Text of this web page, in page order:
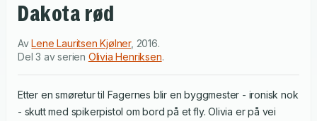
Dakota rød
AvLene Lauritsen Kjølner, 2016.
Del 3 av serien Olivia Henriksen.
Etter en smøretur til Fagernes blir en byggmester - ironisk nok
- skutt med spikerpistol om bord på et fly. Olivia er på vei